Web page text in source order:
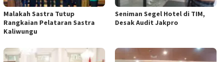
Malakah Sastra Tutup
Rangkaian Pelataran Sastra
Kaliwungu
Seniman Segel Hotel di TIM,
Desak Audit Jakpro